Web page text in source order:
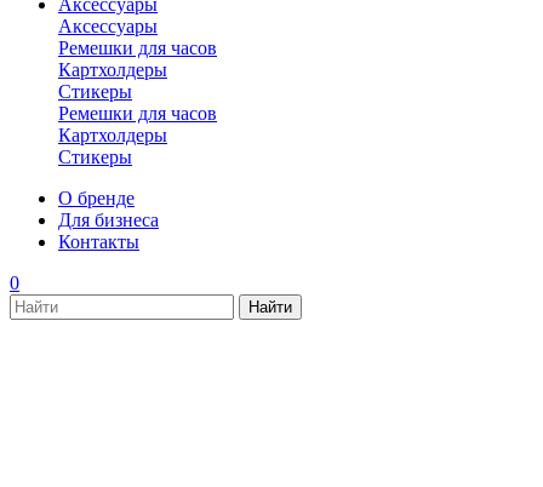
Аксессуары
Аксессуары
Ремешки для часов
Картхолдеры
Стикеры
Ремешки для часов
Картхолдеры
Стикеры
О бренде
Для бизнеса
Контакты
0